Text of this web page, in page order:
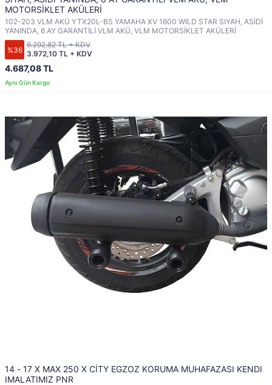
MOTORSİKLET AKÜLERİ
102-203 VLM AKÜ YTX20L-BS YAMAHA XV 1600 WILD STAR SIYAH, ASİDİ
YANINDA, 6 AY GARANTİLİ VLM AKÜ, VLM MOTORSİKLET AKÜLERİ
%36
4.687,08 TL
3.972,10 TL + KDV
6.292,82 TL + KDV
14 - 17 X MAX 250 X CİTY EGZOZ KORUMA MUHAFAZASI KENDI
IMALATIMIZ PNR